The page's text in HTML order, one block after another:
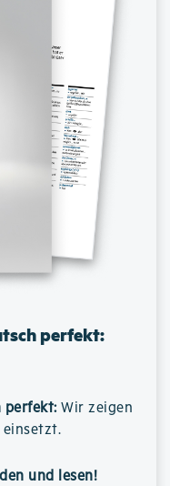
perfekt:
perfekt: Wir zeigen
und lesen!